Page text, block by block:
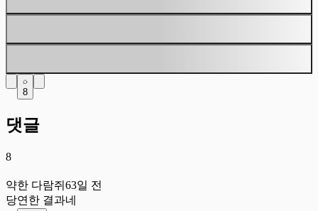
8
댓글
8
약한 다람쥐 63일 전
당연한 결과네